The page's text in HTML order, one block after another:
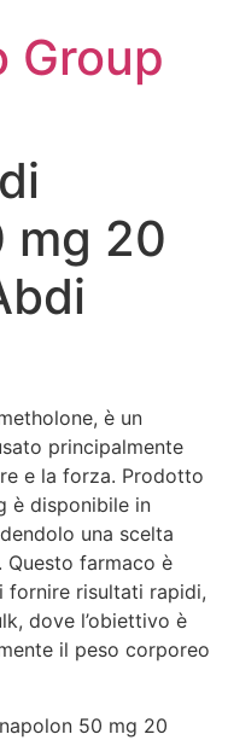
Group
mg 20
è un
principalmente
e la forza. Prodotto
è disponibile in
una scelta
farmaco è
fornire risultati rapidi,
dove l’obiettivo è
il peso corporeo
50 mg 20